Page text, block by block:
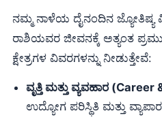
ನಮ್ಮ ನಾಳೆಯ ದೈನಂದಿನ ಜ್ಯೋತಿಷ್ಯ
ರಾಶಿಯವರ ಜೀವನಕ್ಕೆ ಅತ್ಯಂತ
ಕ್ಷೇತ್ರಗಳ ವಿವರಗಳನ್ನು ನೀಡುತ್ತೇವೆ:
ವೃತ್ತಿ ಮತ್ತು ವ್ಯವಹಾರ
ಉದ್ಯೋಗ ಪರಿಸ್ಥಿತಿ ಮತ್ತು